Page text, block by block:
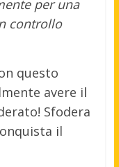
per una
controllo
questo
avere il
Sfodera
il